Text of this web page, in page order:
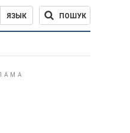
ЯЗЫК ПОШУК